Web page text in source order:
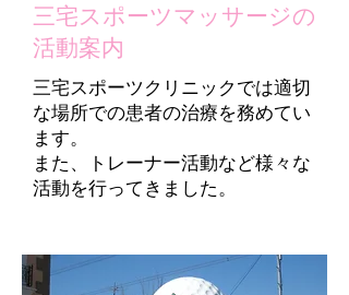
三宅スポーツマッサージの
活動案内
三宅スポーツクリニックでは適切
な場所での患者の治療を務めてい
ます。
また、トレーナー活動など様々な
活動を行ってきました。